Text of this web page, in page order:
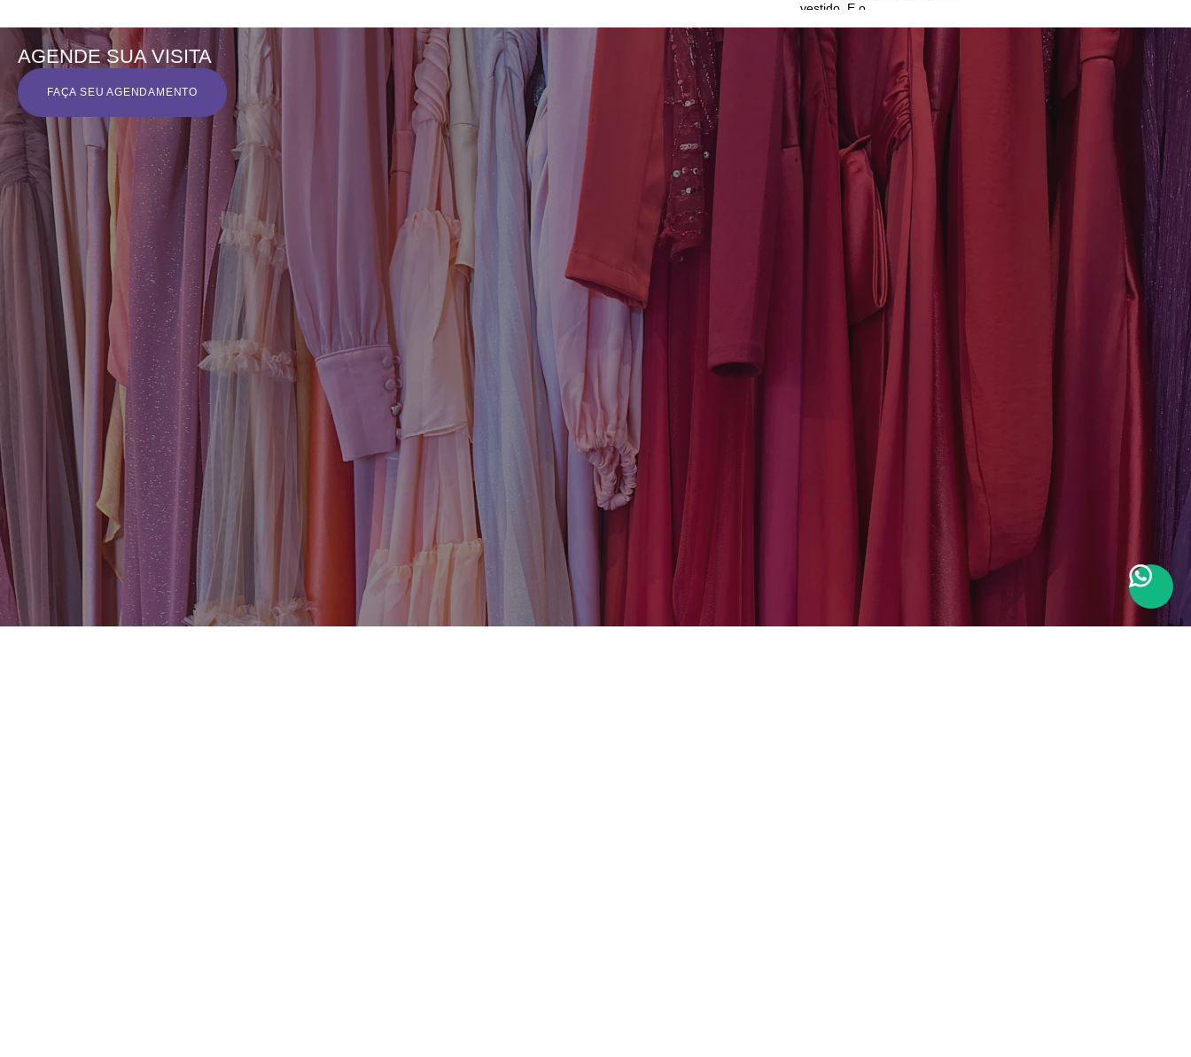
AGENDE SUA VISITA
FAÇA SEU AGENDAMENTO